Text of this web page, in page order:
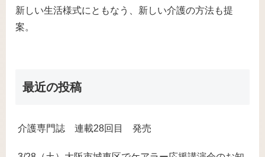
新しい生活様式にともなう、新しい介護の方法も提
案。
最近の投稿
介護専門誌 連載28回目 発売